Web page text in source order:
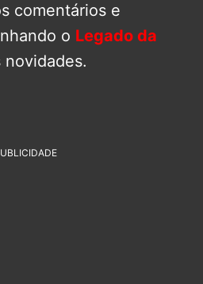
comentários e
o Legado da
novidades.